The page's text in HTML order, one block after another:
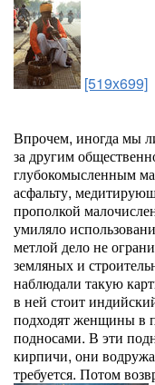
[519x699]
Впрочем, иногда мы
за другим
глубокомысленным
асфальту,
прополкой
умиляло
метлой дело не
земляных и
наблюдали такую
в ней стоит
подходят женщины в
подносами. В эти
кирпичи, они
требуется. Потом